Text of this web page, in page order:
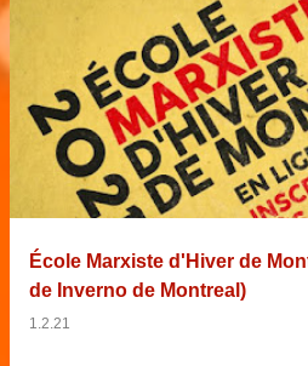
o
École Marxiste d'Hiver de
de Inverno de Montreal)
1.2.21